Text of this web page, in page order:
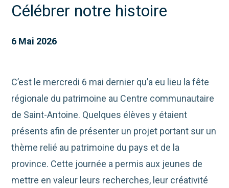
Célébrer notre histoire
6 Mai 2026
C’est le mercredi 6 mai dernier qu’a eu lieu la fête
régionale du patrimoine au Centre communautaire
de Saint-Antoine. Quelques élèves y étaient
présents afin de présenter un projet portant sur un
thème relié au patrimoine du pays et de la
province. Cette journée a permis aux jeunes de
mettre en valeur leurs recherches, leur créativité